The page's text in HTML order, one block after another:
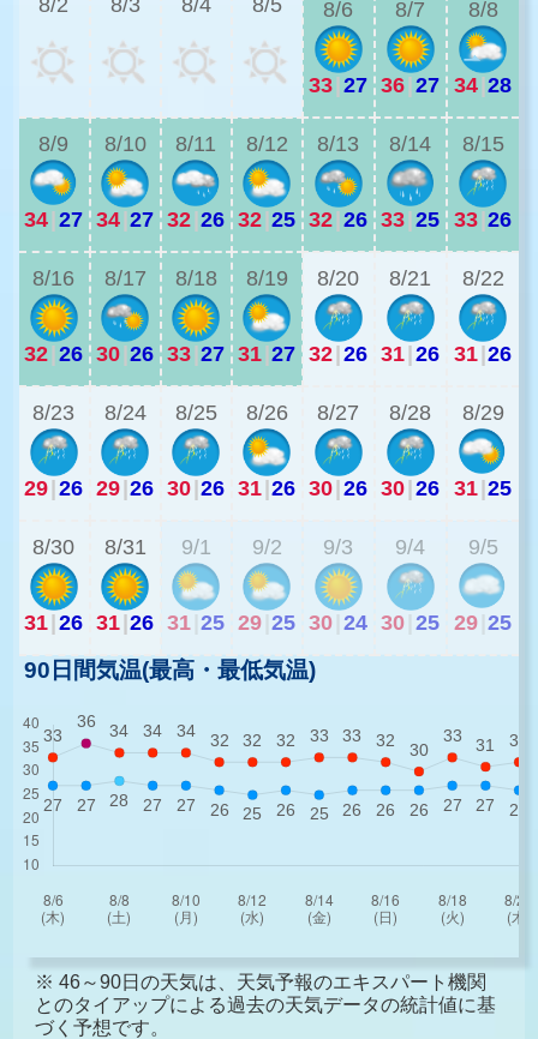
8/2 8/3 8/4 8/5 8/6
33|27
8/7
36|27
8/8
34|28
8/9
34|27
8/10
34|27
8/11
32|26
8/12
32|25
8/13
32|26
8/14
33|25
8/15
33|26
8/16
32|26
8/17
30|26
8/18
33|27
8/19
31|27
8/20
32|26
8/21
31|26
8/22
31|26
8/23
29|26
8/24
29|26
8/25
30|26
8/26
31|26
8/27
30|26
8/28
30|26
8/29
31|25
8/30
31|26
8/31
31|26
9/1
31 25
9/2
29 25
9/3
30 24
9/4
30 25
9/5
29 25
90日間気温(最高・最低気温)
※ 46～90日の天気は、天気予報のエキスパート機関
とのタイアップによる過去の天気データの統計値に基
づく予想です。